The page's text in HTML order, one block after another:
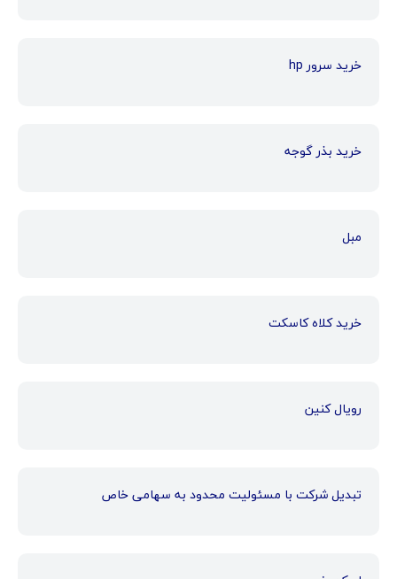
خرید سرور hp
خرید بذر گوجه
مبل
خرید کلاه کاسکت
رویال کنین
تبدیل شرکت با مسئولیت محدود به سهامی خاص